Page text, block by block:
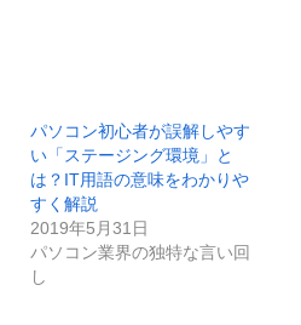
パソコン初心者が誤解しやす
い「ステージング環境」と
は？IT用語の意味をわかりや
すく解説
2019年5月31日
パソコン業界の独特な言い回
し